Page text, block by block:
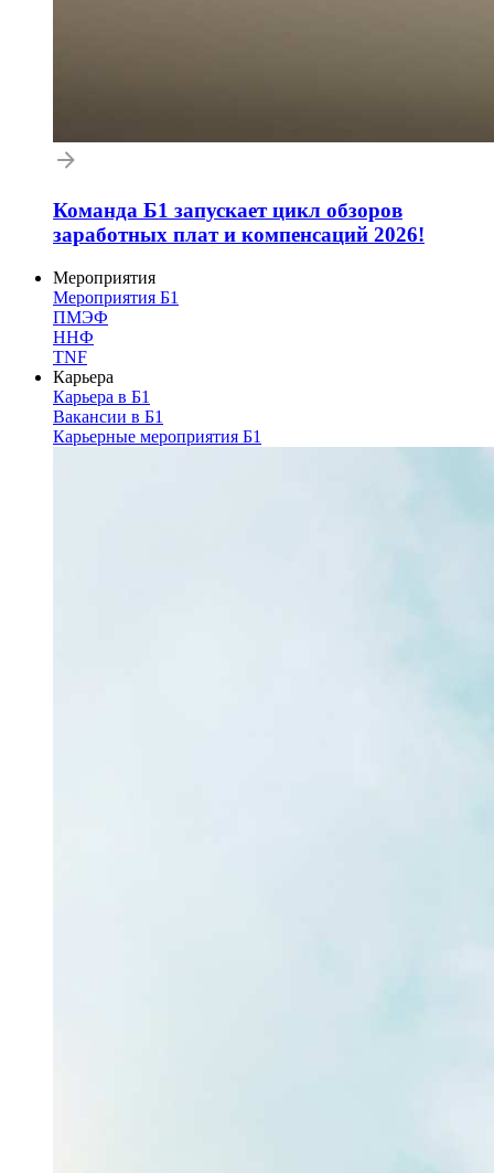
Команда Б1 запускает цикл обзоров
заработных плат и компенсаций 2026!
Мероприятия
Мероприятия Б1
ПМЭФ
ННФ
TNF
Карьера
Карьера в Б1
Вакансии в Б1
Карьерные мероприятия Б1